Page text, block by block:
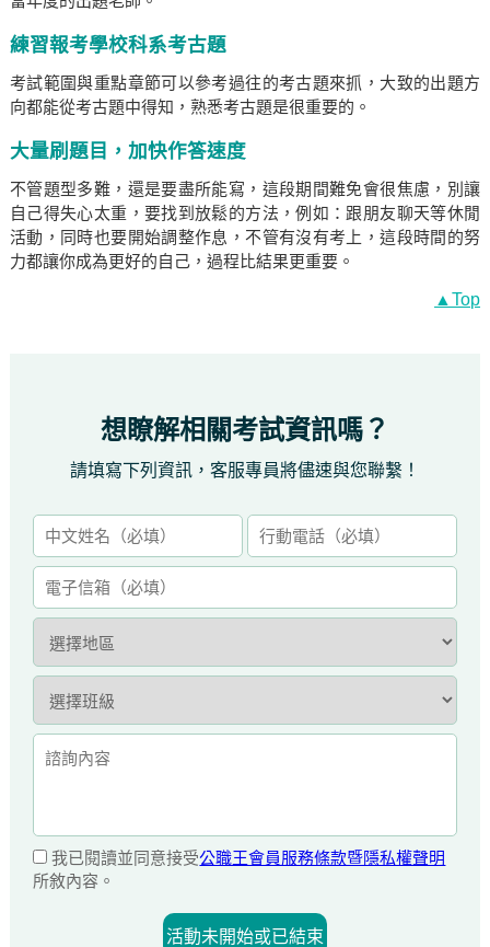
練習報考學校科系考古題
考試範圍與重點章節可以參考過往的考古題來抓，大致的出題方
向都能從考古題中得知，熟悉考古題是很重要的。
大量刷題目，加快作答速度
不管題型多難，還是要盡所能寫，這段期間難免會很焦慮，別讓
自己得失心太重，要找到放鬆的方法，例如：跟朋友聊天等休閒
活動，同時也要開始調整作息，不管有沒有考上，這段時間的努
力都讓你成為更好的自己，過程比結果更重要。
▲Top
想瞭解相關考試資訊嗎？
請填寫下列資訊，客服專員將儘速與您聯繫！
我已閱讀並同意接受公職王會員服務條款暨隱私權聲明
所敘內容。
活動未開始或已結束